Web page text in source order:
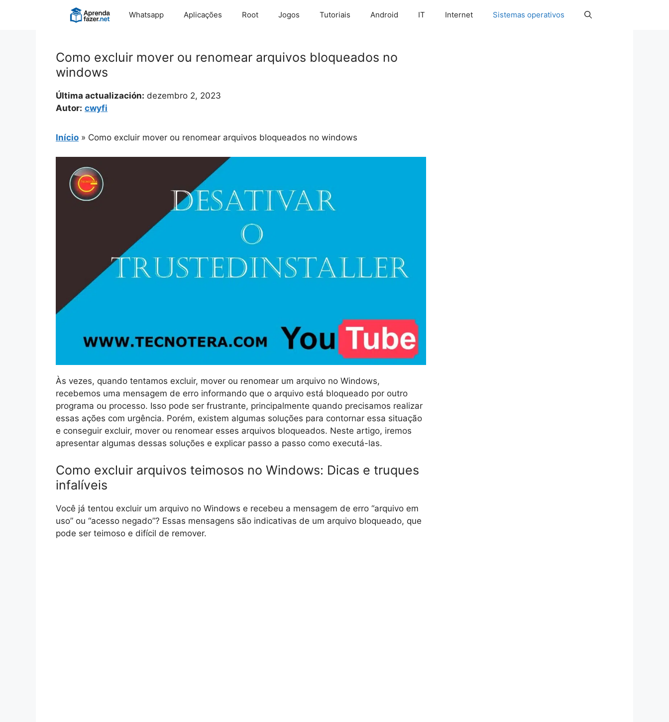
Whatsapp Aplicações Root Jogos Tutoriais Android IT Internet Sistemas operativos
Como excluir mover ou renomear arquivos bloqueados no
windows
Última actualización: dezembro 2, 2023
Autor: cwyfi
Início » Como excluir mover ou renomear arquivos bloqueados no windows
Às vezes, quando tentamos excluir, mover ou renomear um arquivo no Windows,
recebemos uma mensagem de erro informando que o arquivo está bloqueado por outro
programa ou processo. Isso pode ser frustrante, principalmente quando precisamos realizar
essas ações com urgência. Porém, existem algumas soluções para contornar essa situação
e conseguir excluir, mover ou renomear esses arquivos bloqueados. Neste artigo, iremos
apresentar algumas dessas soluções e explicar passo a passo como executá-las.
Como excluir arquivos teimosos no Windows: Dicas e truques
infalíveis
Você já tentou excluir um arquivo no Windows e recebeu a mensagem de erro “arquivo em
uso” ou “acesso negado”? Essas mensagens são indicativas de um arquivo bloqueado, que
pode ser teimoso e difícil de remover.